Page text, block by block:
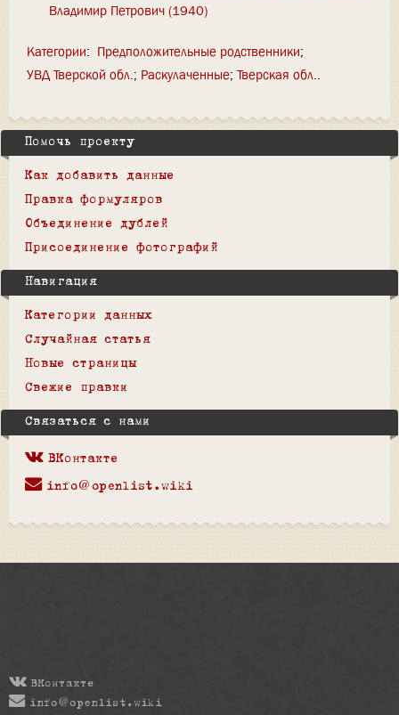
Владимир Петрович (1940)
Категории: Предположительные родственники
УВД Тверской обл. Раскулаченные Тверская обл.
Помочь проекту
Как добавить данные
Правка формуляров
Объединение дублей
Присоединение фотографий
Навигация
Категории данных
Случайная статья
Новые страницы
Свежие правки
Связаться с нами
ВКонтакте
info@openlist.wiki
ВКонтакте
info@openlist.wiki